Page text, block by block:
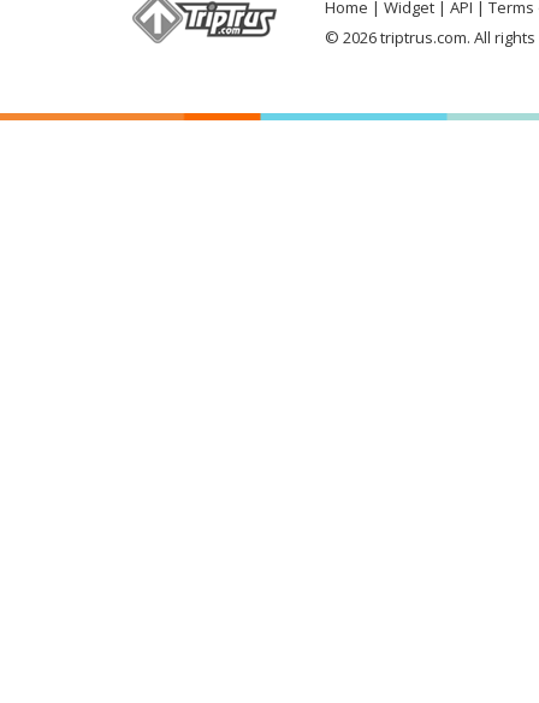
Home Widget API
Terms
© 2026 triptrus.com. All